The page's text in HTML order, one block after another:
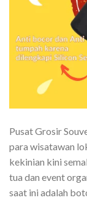
Pusat Grosir
para wisatawan
kekinian kini
tua dan event
saat ini adalah